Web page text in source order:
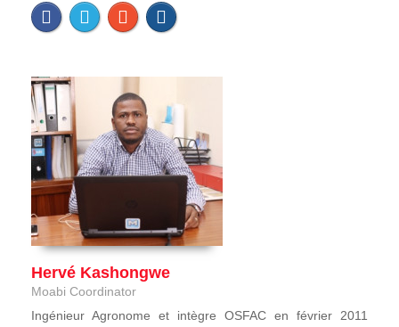
Hervé Kashongwe
Moabi Coordinator
Ingénieur Agronome et intègre OSFAC en février 2011